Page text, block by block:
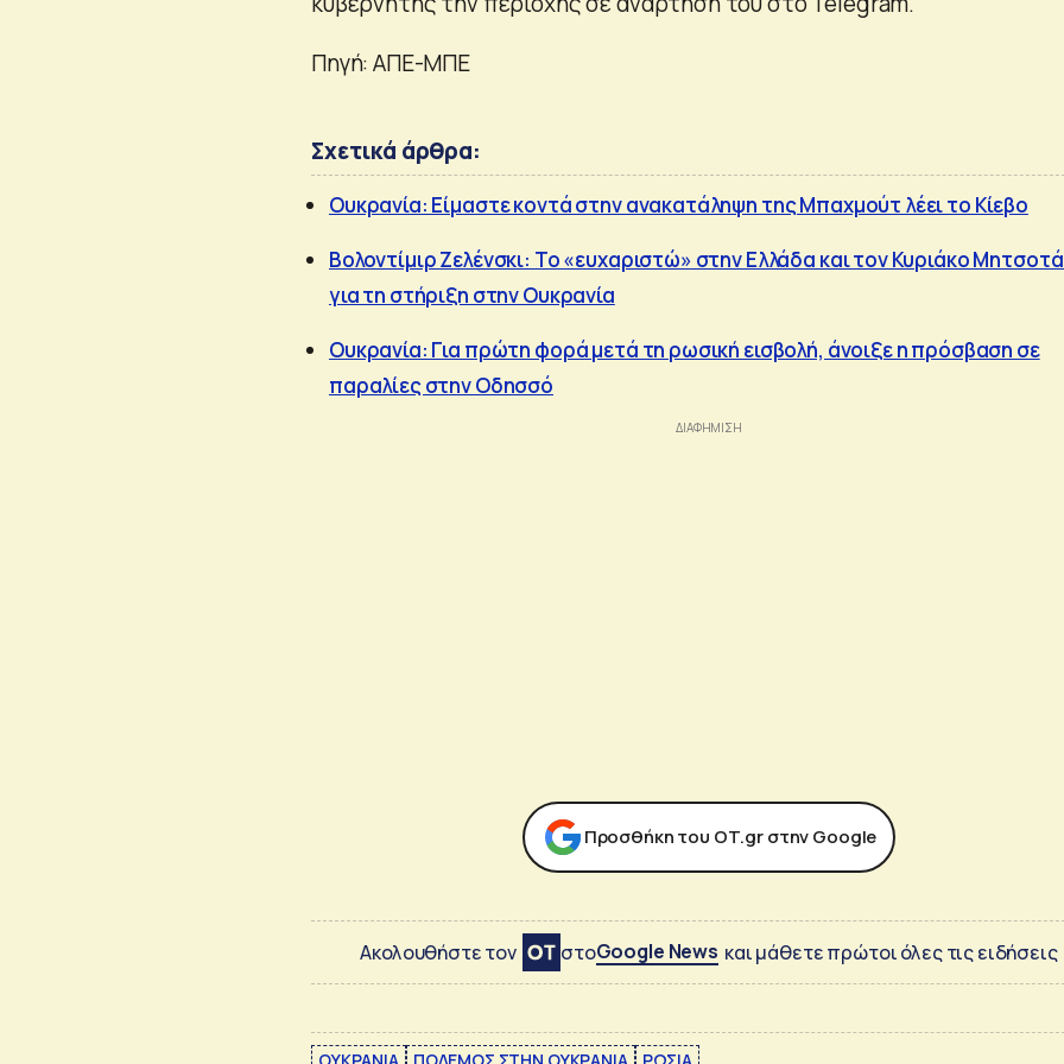
Πηγή: ΑΠΕ-ΜΠΕ
Σχετικά άρθρα:
Ουκρανία: Είμαστε κοντά στην ανακατάληψη της Μπαχμούτ λέει το Κίεβο
Βολοντίμιρ Ζελένσκι: Το «ευχαριστώ» στην Ελλάδα και τον Κυριάκο
για τη στήριξη στην Ουκρανία
Ουκρανία: Για πρώτη φορά μετά τη ρωσική εισβολή, άνοιξε η πρόσβαση σε
παραλίες στην Οδησσό
Προσθήκη του ΟΤ.gr στην Google
Ακολουθήστε τον στοGoogle News και μάθετε πρώτοι όλες τις ειδήσεις